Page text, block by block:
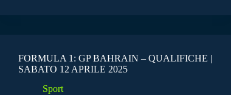
FORMULA 1: GP BAHRAIN – QUALIFICHE |
SABATO 12 APRILE 2025
Sport